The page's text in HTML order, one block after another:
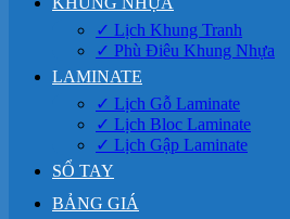
✓ Lịch Khung Tranh
✓ Phù Điêu Khung Nhựa
LAMINATE
✓ Lịch Gỗ Laminate
✓ Lịch Bloc Laminate
✓ Lịch Gập Laminate
SỔ TAY
BẢNG GIÁ